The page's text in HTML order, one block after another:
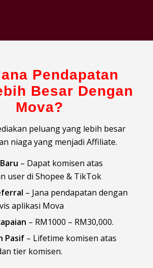
Pendapatan
Besar Dengan
Mova?
peluang yang lebih besar
niaga yang menjadi Affiliate.
– Dapat komisen atas
user di Shopee & TikTok
– Jana pendapatan dengan
aplikasi Mova
– RM1000 – RM30,000.
Pasif– Lifetime komisen atas
tier komisen.